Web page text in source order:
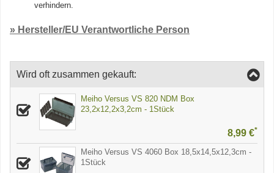
verhindern.
» Hersteller/EU Verantwortliche Person
Wird oft zusammen gekauft:
Meiho Versus VS 820 NDM Box
23,2x12,2x3,2cm - 1Stück
8,99 €*
Meiho Versus VS 4060 Box 18,5x14,5x12,3cm -
1Stück